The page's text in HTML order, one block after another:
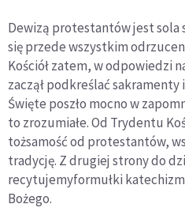
Dewizą protestantów jest sola
się przede wszystkim
Kościół zatem, w odpowiedzi
zaczął podkreślać
Święte poszło mocno w
to zrozumiałe. Od Trydentu
tożsamość od protestantów,
tradycję. Z drugiej strony do
recytujemyformułki
Bożego.